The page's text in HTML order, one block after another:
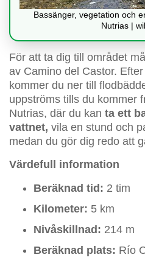
Bassänger, vegetation och
Nutrias |
För att ta dig till området
av Camino del Castor.
kommer du ner till
uppströms tills du kommer
Nutrias, där du kan ta ett
vattnet, vila en stund och
medan du gör dig redo att
Värdefull information
Beräknad tid: 2 tim
Kilometer: 5 km
Nivåskillnad: 214 m
Beräknad plats: Río